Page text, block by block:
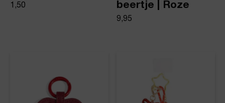
1,50
beertje | Roze
9,95